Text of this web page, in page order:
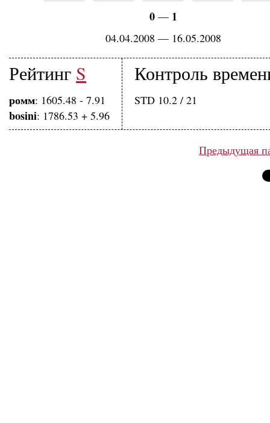
0— 1
04.04.2008 — 16.05.2008
Рейтинг S
ромм: 1605.48 - 7.91
bosini: 1786.53 + 5.96
Контроль
STD 10.2 / 21
Предыдущая